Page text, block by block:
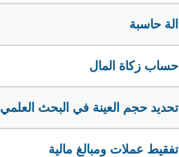
الة حاسبة
حساب زكاة المال
تحديد حجم العينة في البحث العلمي
تفقيط عملات ومبالغ مالية